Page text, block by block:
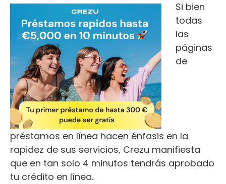
Si bien
todas
las
páginas
de
préstamos en línea hacen énfasis en la
rapidez de sus servicios, Crezu manifiesta
que en tan solo 4 minutos tendrás aprobado
tu crédito en línea.